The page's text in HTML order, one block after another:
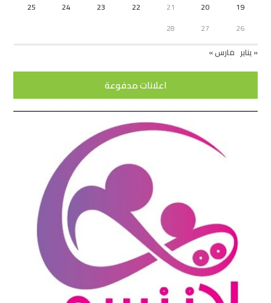
19
20
21
22
23
24
25
26
27
28
« يناير مارس »
اعلانات مدفوعة